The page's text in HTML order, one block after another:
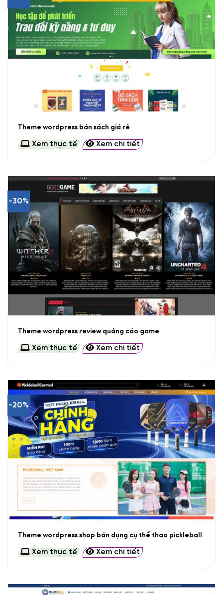
Theme wordpress bán sách giá rẻ
Xem thực tế Xem chi tiết
-30%
Theme wordpress review quảng cáo game
Xem thực tế Xem chi tiết
-20%
Theme wordpress shop bán dụng cụ thể thao pickleball
Xem thực tế Xem chi tiết